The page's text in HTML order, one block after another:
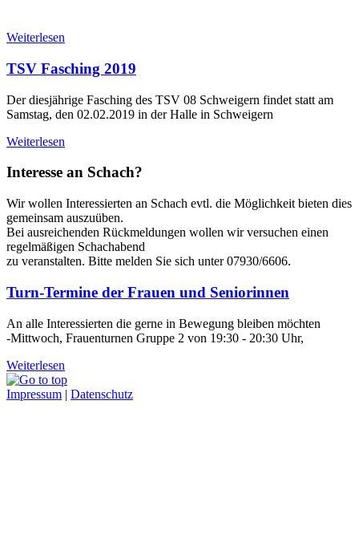
Weiterlesen
TSV Fasching 2019
Der diesjährige Fasching des TSV 08 Schweigern findet statt am
Samstag, den 02.02.2019 in der Halle in Schweigern
Weiterlesen
Interesse an Schach?
Wir wollen Interessierten an Schach evtl. die Möglichkeit bieten dies
gemeinsam auszuüben.
Bei ausreichenden Rückmeldungen wollen wir versuchen einen
regelmäßigen Schachabend
zu veranstalten. Bitte melden Sie sich unter 07930/6606.
Turn-Termine der Frauen und Seniorinnen
An alle Interessierten die gerne in Bewegung bleiben möchten
-Mittwoch, Frauenturnen Gruppe 2 von 19:30 - 20:30 Uhr,
Weiterlesen
Impressum | Datenschutz